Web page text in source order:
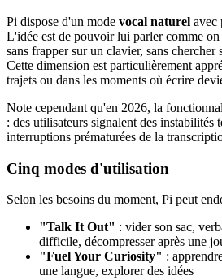
Pi dispose d'un mode vocal naturel avec
L'idée est de pouvoir lui parler comme
sans frapper sur un clavier, sans chercher
Cette dimension est particulièrement
trajets ou dans les moments où écrire
Note cependant qu'en 2026, la
: des utilisateurs signalent des instabilités
interruptions prématurées de la
Cinq modes d'utilisation
Selon les besoins du moment, Pi peut
"Talk It Out" : vider son sac,
difficile, décompresser après une
"Fuel Your Curiosity" :
une langue, explorer des idées